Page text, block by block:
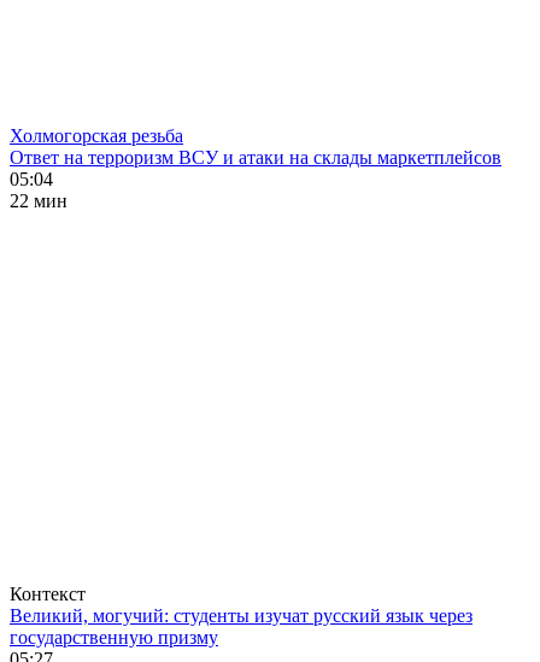
Холмогорская резьба
Ответ на терроризм ВСУ и атаки на склады маркетплейсов
05:04
22 мин
Контекст
Великий, могучий: студенты изучат русский язык через
государственную призму